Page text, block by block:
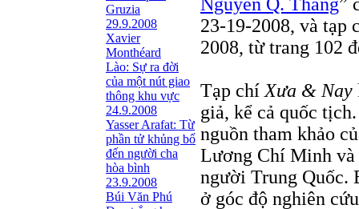
Gruzia
29.9.2008
Xavier
Monthéard
Lào: Sự ra đời
của một nút giao
thông khu vực
24.9.2008
Yasser Arafat: Từ
phần tử khủng bố
đến người cha
hòa bình
23.9.2008
Búi Văn Phú
23-19-2008, và tạp
2008, từ trang 102
Tạp chí Xưa & Nay
giả, kể cả quốc
nguồn tham khảo
Lương Chí Minh
người Trung Quốc.
ở góc độ nghiên